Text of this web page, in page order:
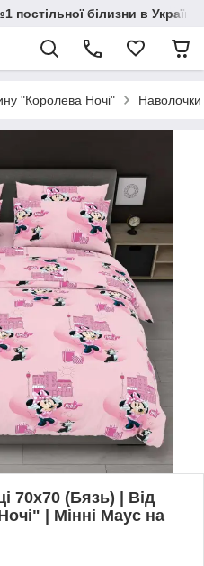
білизни в Україні
"Королева Ночі" Наволочки
70х70 (Бязь) | Від
| Мінні Маус на